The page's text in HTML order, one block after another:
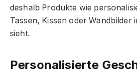
deshalb Produkte wie
Tassen, Kissen oder Wandbilder
sieht.
Personalisierte